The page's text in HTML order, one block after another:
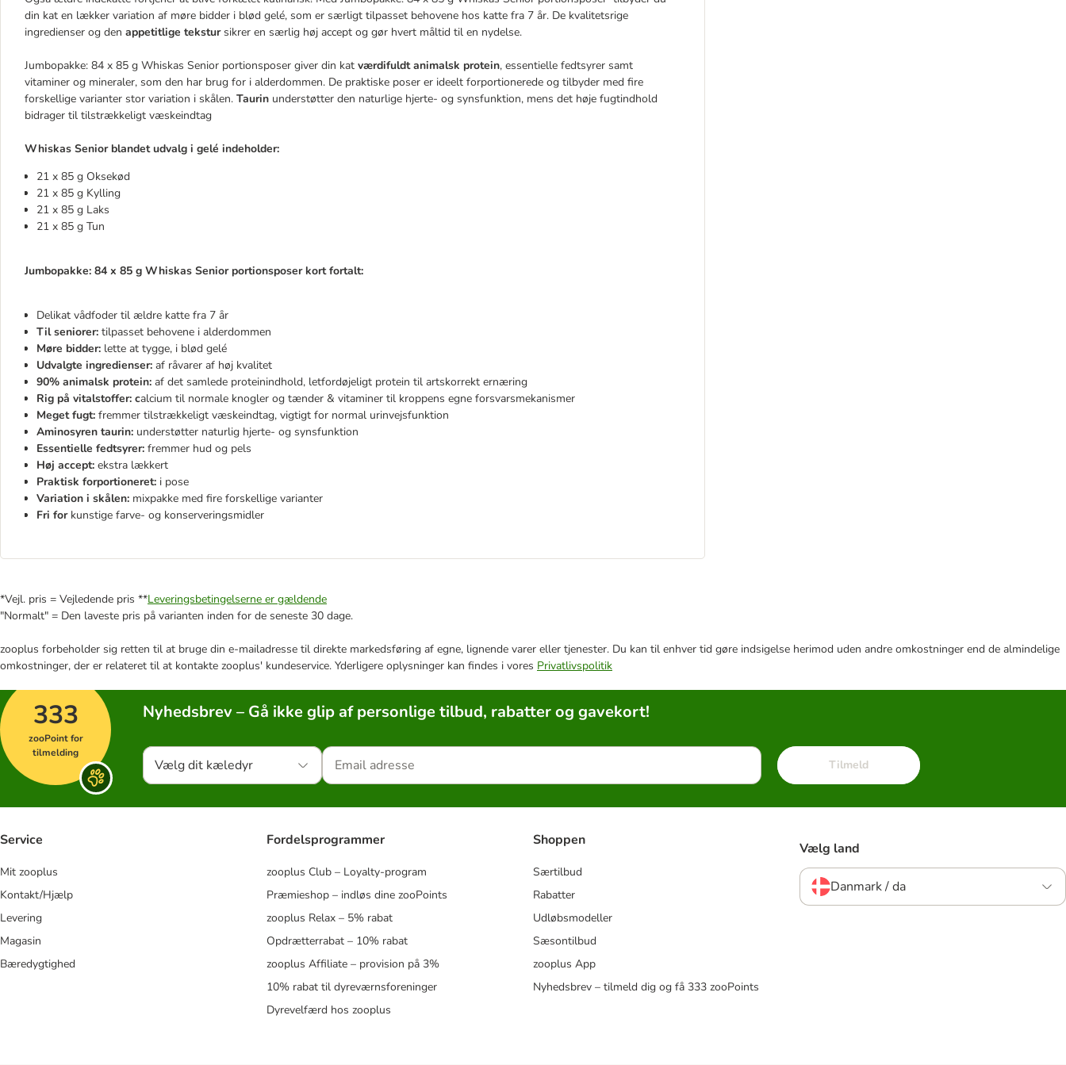
din kat en lækker variation af møre bidder i blød gelé, som er særligt tilpasset behovene hos katte fra 7 år. De kvalitetsrige
ingredienser og den appetitlige tekstursikrer en særlig høj accept og gør hvert måltid til en nydelse.
Jumbopakke: 84 x 85 g Whiskas Senior portionsposer giver din kat værdifuldt animalsk protein, essentielle fedtsyrer samt
vitaminer og mineraler, som den har brug for i alderdommen. De praktiske poser er ideelt forportionerede og tilbyder med fire
forskellige varianter stor variation i skålen. Taurin understøtter den naturlige hjerte- og synsfunktion, mens det høje fugtindhold
bidrager til tilstrækkeligt væskeindtag​
Whiskas Senior blandet udvalg i gelé indeholder:
21 x 85 g Oksekød
21 x 85 g Kylling
21 x 85 g Laks
21 x 85 g Tun
Jumbopakke: 84 x 85 g Whiskas Senior portionsposer kort fortalt:
Delikat vådfoder til ældre katte fra 7 år
Til seniorer: tilpasset behovene i alderdommen
Møre bidder: lette at tygge, i blød gelé
Udvalgte ingredienser: af råvarer af høj kvalitet
90% animalsk protein: af det samlede proteinindhold, letfordøjeligt protein til artskorrekt ernæring
Rig på vitalstoffer: calcium til normale knogler og tænder & vitaminer til kroppens egne forsvarsmekanismer
Meget fugt: fremmer tilstrækkeligt væskeindtag, vigtigt for normal urinvejsfunktion
Aminosyren taurin: understøtter naturlig hjerte- og synsfunktion
Essentielle fedtsyrer: fremmer hud og pels
Høj accept: ekstra lækkert
Praktisk forportioneret: i pose
Variation i skålen: mixpakke med fire forskellige varianter
Fri for kunstige farve- og konserveringsmidler
*Vejl. pris = Vejledende pris **Leveringsbetingelserne er gældende
"Normalt" = Den laveste pris på varianten inden for de seneste 30 dage.
zooplus forbeholder sig retten til at bruge din e-mailadresse til direkte markedsføring af egne, lignende varer eller tjenester. Du kan til enhver tid gøre indsigelse herimod uden andre omkostninger end de almindelige
omkostninger, der er relateret til at kontakte zooplus' kundeservice. Yderligere oplysninger kan findes i vores Privatlivspolitik
333
zooPoint for
tilmelding
Nyhedsbrev – Gå ikke glip af personlige tilbud, rabatter og gavekort!
Vælg dit kæledyr Tilmeld
Service
Mit zooplus
Kontakt/Hjælp
Levering
Magasin
Bæredygtighed
Fordelsprogrammer
zooplus Club – Loyalty-program
Præmieshop – indløs dine zooPoints
zooplus Relax – 5% rabat
Opdrætterrabat – 10% rabat
zooplus Affiliate – provision på 3%
10% rabat til dyreværnsforeninger
Dyrevelfærd hos zooplus
Shoppen
Særtilbud
Rabatter
Udløbsmodeller
Sæsontilbud
zooplus App
Nyhedsbrev – tilmeld dig og få 333 zooPoints
Vælg land
Danmark / da